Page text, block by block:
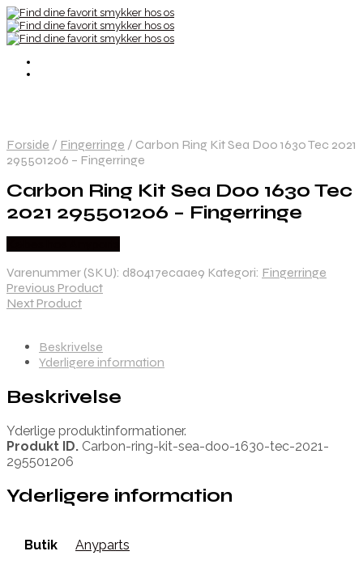
Forside / Fingerringe / Carbon Ring Kit Sea Doo 1630 Tec 2021
295501206 – Fingerringe
Carbon Ring Kit Sea Doo 1630 Tec
2021 295501206 – Fingerringe
Varenummer (SKU): d80417ecaae9 Kategori: Fingerringe
Previous Product
Next Product
Beskrivelse
Yderligere information
Beskrivelse
Yderlige produktinformationer.
Produkt ID. Carbon-ring-kit-sea-doo-1630-tec-2021-
295501206
Yderligere information
Butik Anyparts